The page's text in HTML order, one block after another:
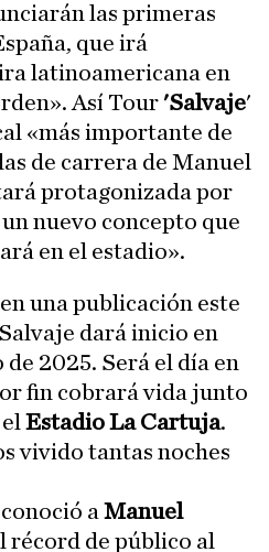
las primeras
que irá
latinoamericana en
Así Tour 'Salvaje'
«más importante de
de carrera de Manuel
protagonizada por
nuevo concepto que
en el estadio».
una publicación este
dará inicio en
de 2025. Será el día en
fin cobrará vida junto
Estadio La Cartuja.
vivido tantas noches
a Manuel
récord de público al